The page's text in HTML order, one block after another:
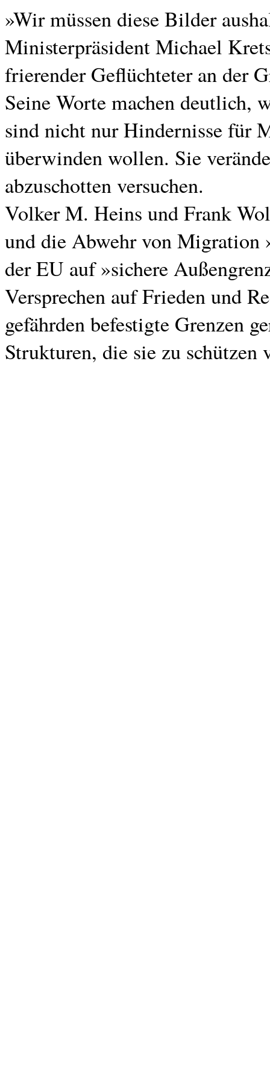
»Wir müssen diese Bilder
Ministerpräsident Michael
frierender Geflüchteter an der
Seine Worte machen deutlich,
sind nicht nur Hindernisse für
überwinden wollen. Sie
abzuschotten versuchen.
Volker M. Heins und Frank
und die Abwehr von Migration
der EU auf »sichere
Versprechen auf Frieden und
gefährden befestigte Grenzen
Strukturen, die sie zu schützen